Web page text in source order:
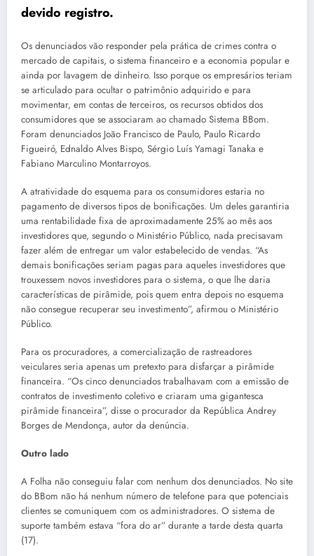
devido registro.
Os denunciados vão responder pela prática de crimes contra o
mercado de capitais, o sistema financeiro e a economia popular e
ainda por lavagem de dinheiro. Isso porque os empresários teriam
se articulado para ocultar o patrimônio adquirido e para
movimentar, em contas de terceiros, os recursos obtidos dos
consumidores que se associaram ao chamado Sistema BBom.
Foram denunciados João Francisco de Paulo, Paulo Ricardo
Figueiró, Ednaldo Alves Bispo, Sérgio Luís Yamagi Tanaka e
Fabiano Marculino Montarroyos.
A atratividade do esquema para os consumidores estaria no
pagamento de diversos tipos de bonificações. Um deles garantiria
uma rentabilidade fixa de aproximadamente 25% ao mês aos
investidores que, segundo o Ministério Público, nada precisavam
fazer além de entregar um valor estabelecido de vendas. “As
demais bonificações seriam pagas para aqueles investidores que
trouxessem novos investidores para o sistema, o que lhe daria
características de pirâmide, pois quem entra depois no esquema
não consegue recuperar seu investimento”, afirmou o Ministério
Público.
Para os procuradores, a comercialização de rastreadores
veiculares seria apenas um pretexto para disfarçar a pirâmide
financeira. “Os cinco denunciados trabalhavam com a emissão de
contratos de investimento coletivo e criaram uma gigantesca
pirâmide financeira”, disse o procurador da República Andrey
Borges de Mendonça, autor da denúncia.
Outro lado
A Folha não conseguiu falar com nenhum dos denunciados. No site
do BBom não há nenhum número de telefone para que potenciais
clientes se comuniquem com os administradores. O sistema de
suporte também estava “fora do ar” durante a tarde desta quarta
(17).